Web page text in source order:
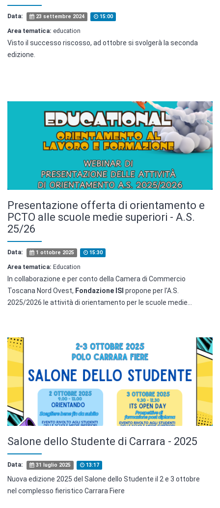
Data: 23 settembre 2024 15:00
Area tematica: education
Visto il successo riscosso, ad ottobre si svolgerà la seconda
edizione.
Presentazione offerta di orientamento e
PCTO alle scuole medie superiori - A.S.
25/26
Data: 1 ottobre 2025 15:30
Area tematica: Education
In collaborazione e per conto della Camera di Commercio
Toscana Nord Ovest, Fondazione ISI propone per l'A.S.
2025/2026 le attività di orientamento per le scuole medie…
Salone dello Studente di Carrara - 2025
Data: 31 luglio 2025 13:17
Nuova edizione 2025 del Salone dello Studente il 2 e 3 ottobre
nel complesso fieristico Carrara Fiere